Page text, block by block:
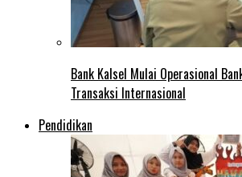
Bank Kalsel Mulai Operasional
Transaksi Internasional
Pendidikan